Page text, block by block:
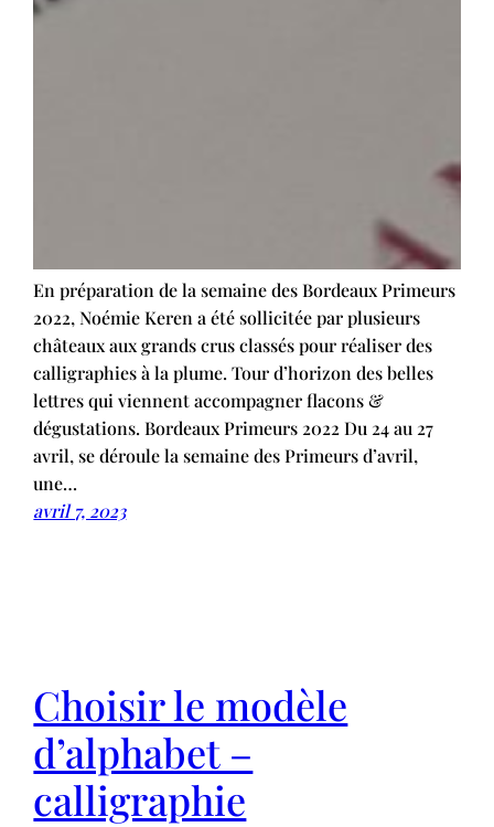
En préparation de la semaine des Bordeaux Primeurs
2022, Noémie Keren a été sollicitée par plusieurs
châteaux aux grands crus classés pour réaliser des
calligraphies à la plume. Tour d’horizon des belles
lettres qui viennent accompagner flacons &
dégustations. Bordeaux Primeurs 2022 Du 24 au 27
avril, se déroule la semaine des Primeurs d’avril,
une…
avril 7, 2023
Choisir le modèle
d’alphabet –
calligraphie